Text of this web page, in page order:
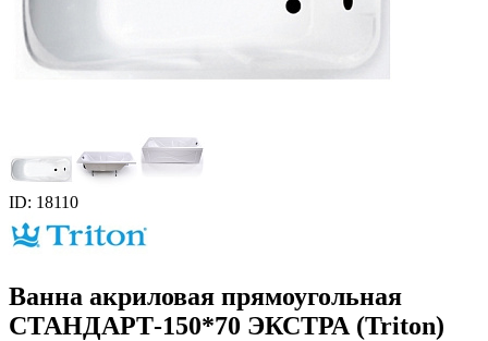
ID: 18110
Ванна акриловая прямоугольная
СТАНДАРТ-150*70 ЭКСТРА (Triton)